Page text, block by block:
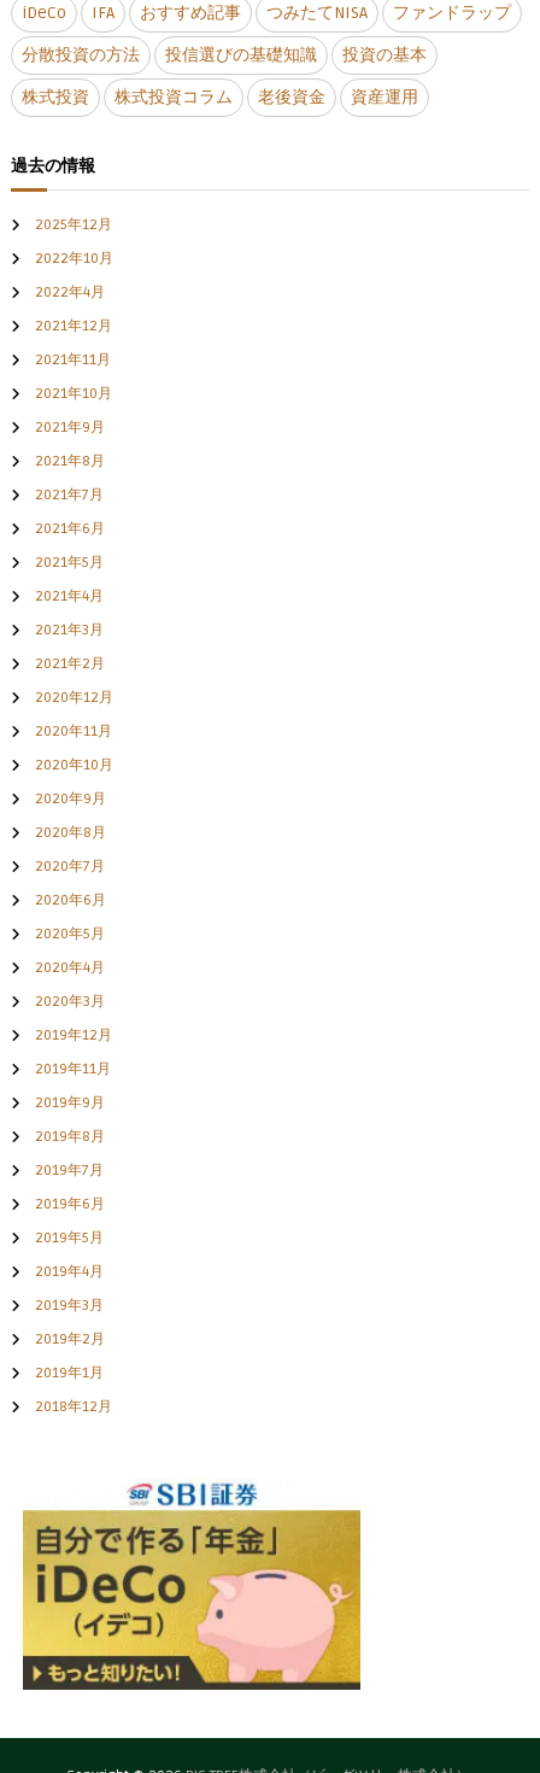
iDeCo IFA おすすめ記事 つみたてNISA ファンドラップ
分散投資の方法 投信選びの基礎知識 投資の基本
株式投資 株式投資コラム 老後資金 資産運用
過去の情報
2025年12月
2022年10月
2022年4月
2021年12月
2021年11月
2021年10月
2021年9月
2021年8月
2021年7月
2021年6月
2021年5月
2021年4月
2021年3月
2021年2月
2020年12月
2020年11月
2020年10月
2020年9月
2020年8月
2020年7月
2020年6月
2020年5月
2020年4月
2020年3月
2019年12月
2019年11月
2019年9月
2019年8月
2019年7月
2019年6月
2019年5月
2019年4月
2019年3月
2019年2月
2019年1月
2018年12月